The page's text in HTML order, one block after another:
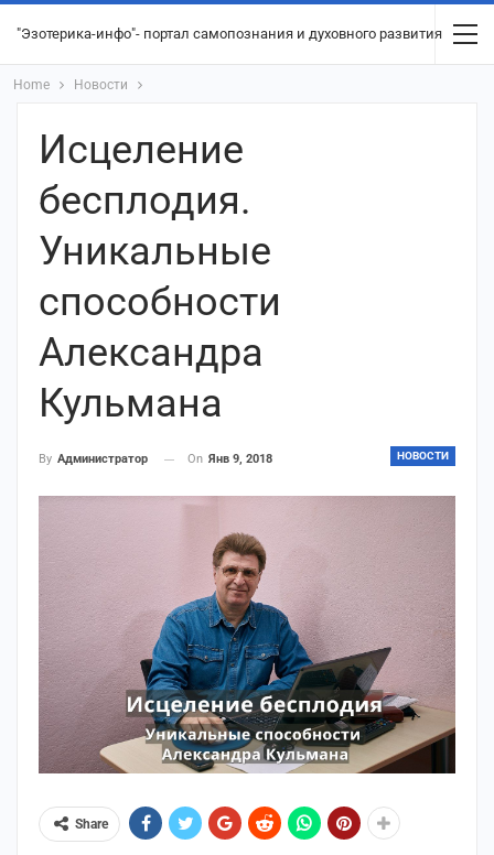
"Эзотерика-инфо"- портал самопознания и духовного развития
Home Новости
Исцеление
бесплодия.
Уникальные
способности
Александра
Кульмана
НОВОСТИ
By Администратор On Янв 9, 2018
Share